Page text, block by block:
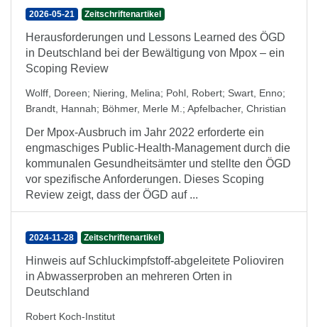
2026-05-21 Zeitschriftenartikel
Herausforderungen und Lessons Learned des ÖGD
in Deutschland bei der Bewältigung von Mpox – ein
Scoping Review
Wolff, Doreen; Niering, Melina; Pohl, Robert; Swart, Enno;
Brandt, Hannah; Böhmer, Merle M. ; Apfelbacher, Christian
Der Mpox-Ausbruch im Jahr 2022 erforderte ein
engmaschiges Public-Health-Management durch die
kommunalen Gesundheitsämter und stellte den ÖGD
vor spezifische Anforderungen. Dieses Scoping
Review zeigt, dass der ÖGD auf ...
2024-11-28 Zeitschriftenartikel
Hinweis auf Schluckimpfstoff-abgeleitete Polioviren
in Abwasserproben an mehreren Orten in
Deutschland
Robert Koch-Institut